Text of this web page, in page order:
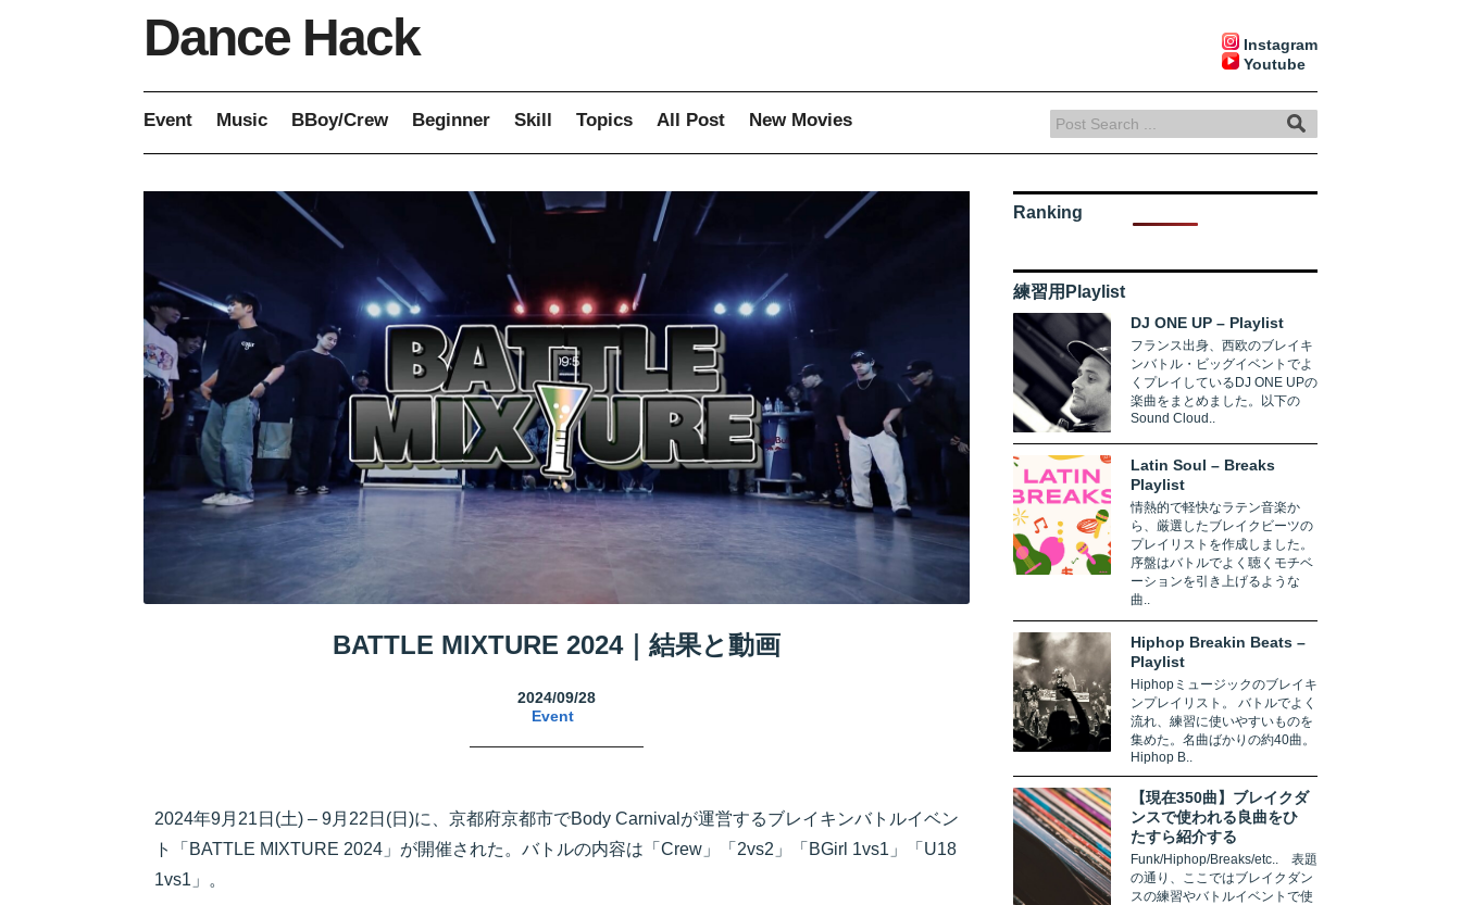
Dance Hack
Instagram
Youtube
Event Music BBoy/Crew Beginner Skill Topics All Post New Movies
BATTLE MIXTURE 2024｜結果と動画
2024/09/28
Event
2024年9月21日(土) – 9月22日(日)に、京都府京都市でBody Carnivalが運営するブレイキンバトルイベン
ト「BATTLE MIXTURE 2024」が開催された。バトルの内容は「Crew」「2vs2」「BGirl 1vs1」「U18
1vs1」。
Ranking
練習用Playlist
DJ ONE UP – Playlist
フランス出身、西欧のブレイキ
ンバトル・ビッグイベントでよ
くプレイしているDJ ONE UPの
楽曲をまとめました。以下の
Sound Cloud..
Latin Soul – Breaks
Playlist
情熱的で軽快なラテン音楽か
ら、厳選したブレイクビーツの
プレイリストを作成しました。
序盤はバトルでよく聴くモチベ
ーションを引き上げるような
曲..
Hiphop Breakin Beats –
Playlist
Hiphopミュージックのブレイキ
ンプレイリスト。 バトルでよく
流れ、練習に使いやすいものを
集めた。名曲ばかりの約40曲。
Hiphop B..
【現在350曲】ブレイクダ
ンスで使われる良曲をひ
たすら紹介する
Funk/Hiphop/Breaks/etc.. 表題
の通り、ここではブレイクダン
スの練習やバトルイベントで使